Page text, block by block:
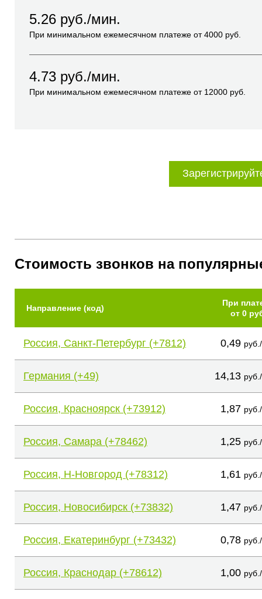
5.26 руб./мин.
При минимальном ежемесячном платеже от4000 руб.
4.73 руб./мин.
При минимальном ежемесячном платеже от 12000 руб.
Стоимость звонков на
Направление (код)
При
от 0
Россия, Санкт-Петербург (+7812) 0,49
Германия (+49) 14,13
Россия, Красноярск (+73912) 1,87
Россия, Самара (+78462) 1,25
Россия, Н-Новгород (+78312) 1,61
Россия, Новосибирск (+73832) 1,47
Россия, Екатеринбург (+73432) 0,78
Россия, Краснодар (+78612) 1,00